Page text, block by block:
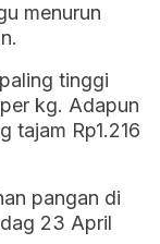
menurun
tinggi
kg. Adapun
tajam Rp1.216
pangan di
23 April